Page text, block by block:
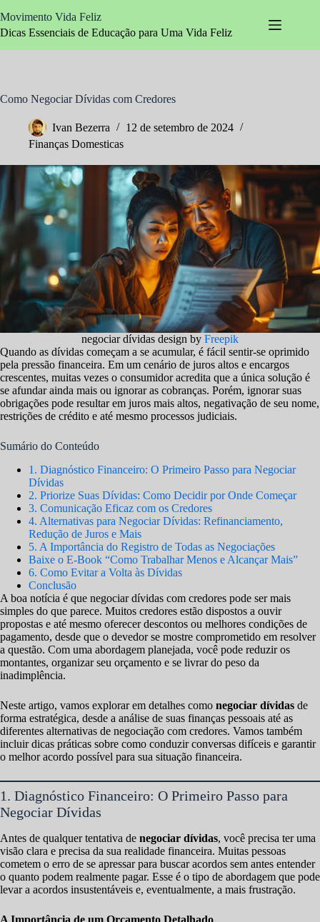
para
o
Movimento Vida Feliz
Dicas Essenciais de Educação para Uma Vida Feliz
Como Negociar Dívidas com Credores
Ivan Bezerra
12 de setembro de 2024
Finanças Domesticas
negociar dívidas design by Freepik
Quando as dívidas começam a se acumular, é fácil sentir-se oprimido
pela pressão financeira. Em um cenário de juros altos e encargos
crescentes, muitas vezes o consumidor acredita que a única solução é
se afundar ainda mais ou ignorar as cobranças. Porém, ignorar suas
obrigações pode resultar em juros mais altos, negativação de seu nome,
restrições de crédito e até mesmo processos judiciais.
Sumário do Conteúdo
1. Diagnóstico Financeiro: O Primeiro Passo para Negociar
Dívidas
2. Priorize Suas Dívidas: Como Decidir por Onde Começar
3. Comunicação Eficaz com os Credores
4. Alternativas para Negociar Dívidas: Refinanciamento,
Redução de Juros e Mais
5. A Importância do Registro de Todas as Negociações
Baixe o E-Book “Como Trabalhar Menos e Alcançar Mais”
6. Como Evitar a Volta às Dívidas
Conclusão
A boa notícia é que negociar dívidas com credores pode ser mais
simples do que parece. Muitos credores estão dispostos a ouvir
propostas e até mesmo oferecer descontos ou melhores condições de
pagamento, desde que o devedor se mostre comprometido em resolver
a questão. Com uma abordagem planejada, você pode reduzir os
montantes, organizar seu orçamento e se livrar do peso da
inadimplência.
Neste artigo, vamos explorar em detalhes como negociar dívidas de
forma estratégica, desde a análise de suas finanças pessoais até as
diferentes alternativas de negociação com credores. Vamos também
incluir dicas práticas sobre como conduzir conversas difíceis e garantir
o melhor acordo possível para sua situação financeira.
1. Diagnóstico Financeiro: O Primeiro Passo para
Negociar Dívidas
Antes de qualquer tentativa de negociar dívidas, você precisa ter uma
visão clara e precisa da sua realidade financeira. Muitas pessoas
cometem o erro de se apressar para buscar acordos sem antes entender
o quanto podem realmente pagar. Esse é o tipo de abordagem que pode
levar a acordos insustentáveis e, eventualmente, a mais frustração.
A Importância de um Orçamento Detalhado